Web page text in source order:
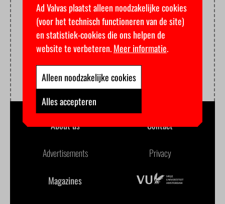
About us Contact
Advertisements Privacy
Magazines
Ad Valvas plaatst alleen noodzakelijke cookies
(voor het technisch functioneren van de site)
en statistiek-cookies die ons helpen de
website te verbeteren.Meer informatie.
Alleen noodzakelijke cookies
Alles accepteren